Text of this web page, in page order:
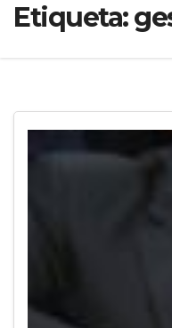
Etiqueta: